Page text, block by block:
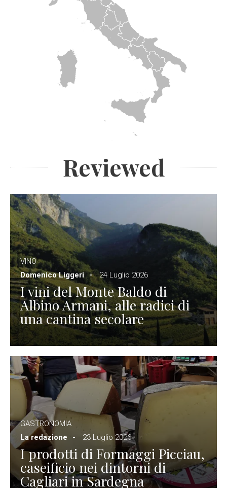
Reviewed
VINO
Domenico Liggeri
24 Luglio 2026
I vini del Monte Baldo di
Albino Armani, alle radici di
una cantina secolare
GASTRONOMIA
La redazione
23 Luglio 2026
I prodotti di Formaggi Picciau,
caseificio nei dintorni di
Cagliari in Sardegna